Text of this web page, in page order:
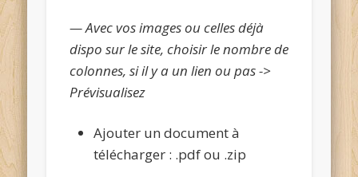
— Avec vos images ou celles déjà
dispo sur le site, choisir le nombre de
colonnes, si il y a un lien ou pas ->
Prévisualisez
Ajouter un document à
télécharger : .pdf ou .zip